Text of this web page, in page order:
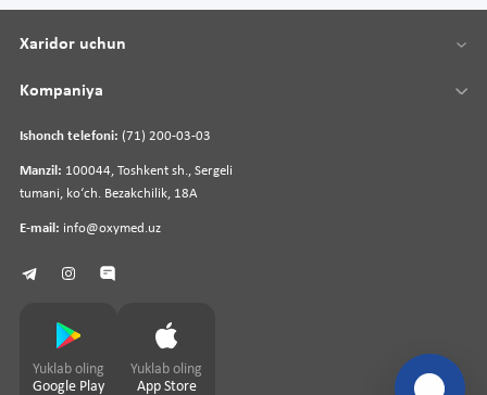
Ishonch telefoni: (71) 200-03-03
Manzil: 100044, Toshkent sh., Sergeli
tumani, koʻch. Bezakchilik, 18A
E-mail: info@oxymed.uz
Xaridor uchun
Kompaniya
Yuklab oling
Google Play
Yuklab oling
App Store